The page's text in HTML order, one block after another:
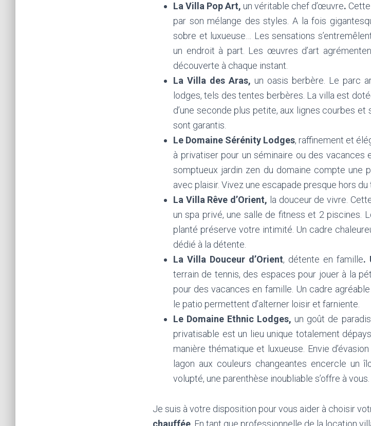
La Villa Pop Art, un véritable chef d’œuvre.
par son mélange des styles. A la fois
sobre et luxueuse… Les sensations
un endroit à part. Les œuvres d’art
découverte à chaque instant.
La Villa des Aras, un oasis berbère. Le parc
lodges, tels des tentes berbères. La villa est
d’une seconde plus petite, aux lignes courbes
sont garantis.
Le Domaine Sérénity Lodges, raffinement et
à privatiser pour un séminaire ou des vacances
somptueux jardin zen du domaine compte une
avec plaisir. Vivez une escapade presque hors du
La Villa Rêve d’Orient, la douceur de vivre.
un spa privé, une salle de fitness et 2 piscines.
planté préserve votre intimité. Un cadre
dédié à la détente.
La Villa Douceur d’Orient, détente en famille.
terrain de tennis, des espaces pour jouer à la
pour des vacances en famille. Un cadre
le patio permettent d’alterner loisir et farniente.
Le Domaine Ethnic Lodges, un goût de paradis
privatisable est un lieu unique totalement
manière thématique et luxueuse. Envie
lagon aux couleurs changeantes encercle un
volupté, une parenthèse inoubliable s’offre à vous.
Je suis à votre disposition pour vous aider à choisir
chauffée . En tant que professionnelle de la location